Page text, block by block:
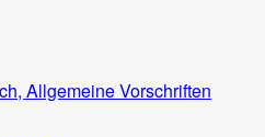
Allgemeine Vorschriften